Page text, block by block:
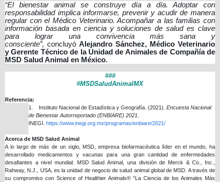
“El bienestar animal se construye día a día. Adoptar con
responsabilidad implica informarse, prevenir y acudir de manera
regular con el Médico Veterinario. Acompañar a las familias con
información basada en ciencia y soluciones de salud es clave
para lograr una convivencia más sana y
consciente”, concluyó Alejandro Sánchez, Médico Veterinario
y Gerente Técnico de la Unidad de Animales de Compañía de
MSD Salud Animal en México.
###
#MSDSaludAnimalMX
Referencia:
1.
Instituto Nacional de Estadística y Geografía. (2021). Encuesta Nacional
de Bienestar Autorreportado (ENBIARE) 2021
INEGI. https://www.inegi.org.mx/programas/enbiare/2021/
Acerca de MSD Salud Animal
A lo largo de más de un siglo, MSD, empresa biofarmacéutica líder en el mundo, ha
desarrollado medicamentos y vacunas para una gran cantidad de enfermedades
desafiantes a nivel mundial. MSD Salud Animal, una división de Merck & Co., Inc.,
Rahway, N.J., USA, es la unidad de negocio de salud animal global de MSD. A través de
su compromiso con Science of Healthier Animals® “La Ciencia de los Animales Más